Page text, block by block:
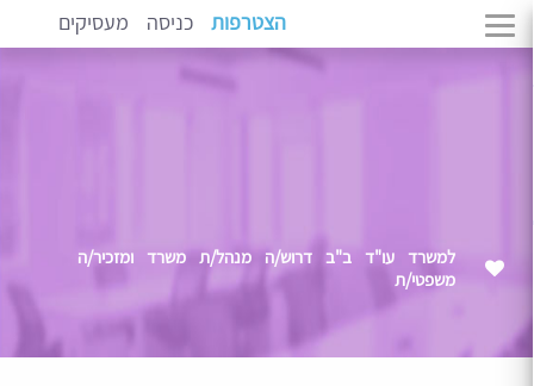
הצטרפות כניסה מעסיקים
למשרד עו"ד ב"ב דרוש/ה מנהל/ת משרד ומזכיר/ה
משפטי/ת